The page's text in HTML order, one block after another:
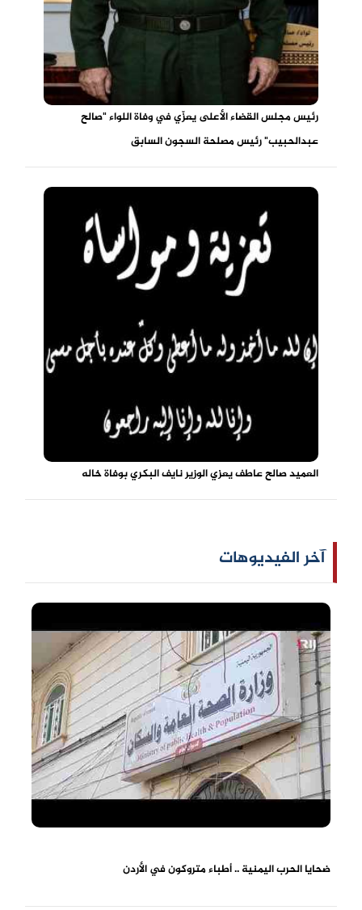
رئيس مجلس القضاء الأعلى يعزّي في وفاة اللواء "صالح
عبدالحبيب" رئيس مصلحة السجون السابق
العميد صالح عاطف يعزي الوزير نايف البكري بوفاة خاله
آخر الفيديوهات
ضحايا الحرب اليمنية .. أطباء متروكون في الأردن